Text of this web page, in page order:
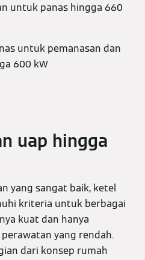
untuk panas hingga 660
untuk pemanasan dan
600 kW
uap hingga
yang sangat baik, ketel
kriteria untuk berbagai
kuat dan hanya
yang rendah.
dari konsep rumah